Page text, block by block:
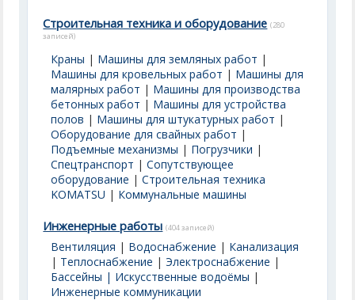
Строительная техника и оборудование (280
записей)
Краны | Машины для земляных работ |
Машины для кровельных работ | Машины для
малярных работ | Машины для производства
бетонных работ | Машины для устройства
полов | Машины для штукатурных работ |
Оборудование для свайных работ |
Подъемные механизмы | Погрузчики |
Спецтранспорт |Сопутствующее
оборудование |Строительная техника
KOMATSU | Коммунальные машины
Инженерные работы (404 записей)
Вентиляция | Водоснабжение | Канализация
| Теплоснабжение |Электроснабжение |
Бассейны | Искусственные водоёмы |
Инженерные коммуникации